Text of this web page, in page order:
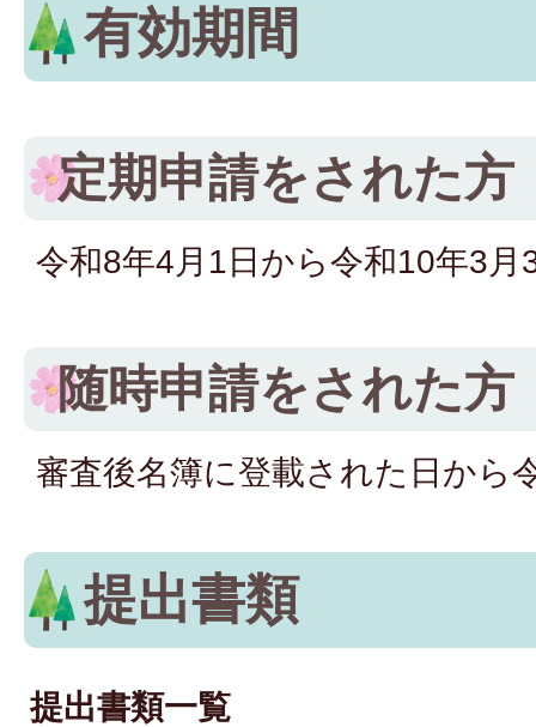
有効期間
定期申請をされた方
令和8年4月1日から令和10年3月
随時申請をされた方
審査後名簿に登載された日から
提出書類
提出書類一覧